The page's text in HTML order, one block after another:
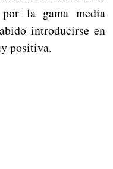
la gama media
introducirse en
positiva.